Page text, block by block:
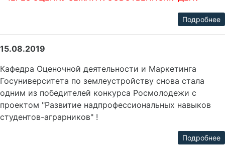
Подробнее
15.08.2019
Кафедра Оценочной деятельности и Маркетинга
Госуниверситета по землеустройству снова стала
одним из победителей конкурса Росмолодежи с
проектом "Развитие надпрофессиональных навыков
студентов-аграрников" !
Подробнее